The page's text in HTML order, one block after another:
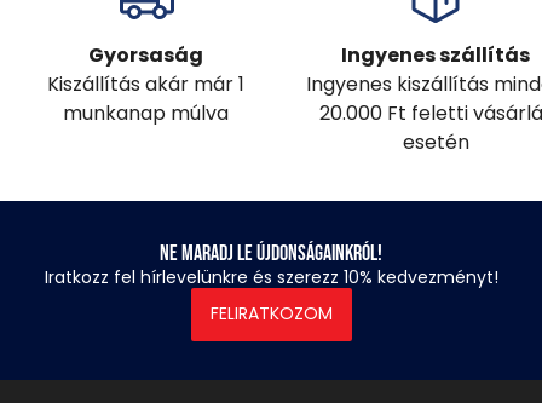
Gyorsaság
Kiszállítás akár már 1
munkanap múlva
Ingyenes szállítás
Ingyenes kiszállítás
20.000 Ft feletti
esetén
Ne maradj le újdonságainkról!
Iratkozz fel hírlevelünkre és szerezz 10% kedvezményt!
FELIRATKOZOM